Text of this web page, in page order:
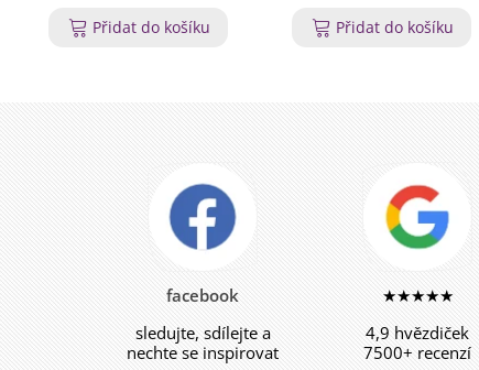
Přidat do košíku
Přidat do košíku
facebook
sledujte, sdílejte a
nechte se inspirovat
★★★★★
4,9 hvězdiček
7500+ recenzí